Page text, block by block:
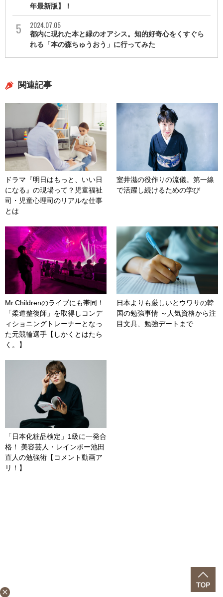
年最新版】！
2024.07.05
都内に現れた本と緑のオアシス。知的好奇心をくすぐら
れる「本の森ちゅうおう」に行ってみた
関連記事
ドラマ『明日はもっと、いい日
になる』の現場って？児童福祉
司・児童心理司のリアルな仕事
とは
室井滋の役作りの流儀。第一線
で活躍し続けるための学び
Mr.Childrenのライブにも帯同！
「柔道整復師」を取得しコンデ
ィショニングトレーナーとなっ
た元競輪選手【しかくとはたら
く。】
日本よりも厳しいとウワサの韓
国の勉強事情 ～人気資格から注
目文具、勉強デートまで
「日本化粧品検定」1級に一発合
格！ 美容芸人・レインボー池田
直人の勉強術【コメント動画ア
リ！】
close